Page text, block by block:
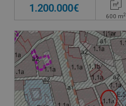
1.200.000€
600 m2